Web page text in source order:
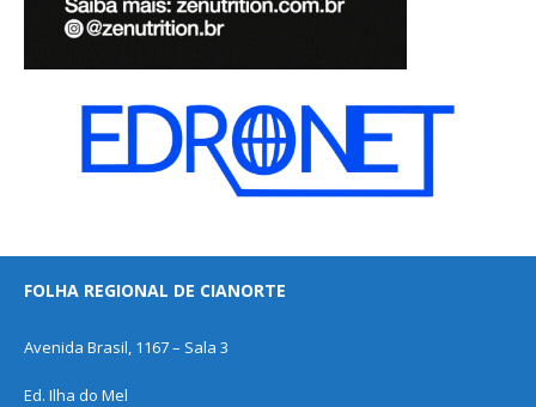
FOLHA REGIONAL DE CIANORTE
Avenida Brasil, 1167 – Sala 3
Ed. Ilha do Mel